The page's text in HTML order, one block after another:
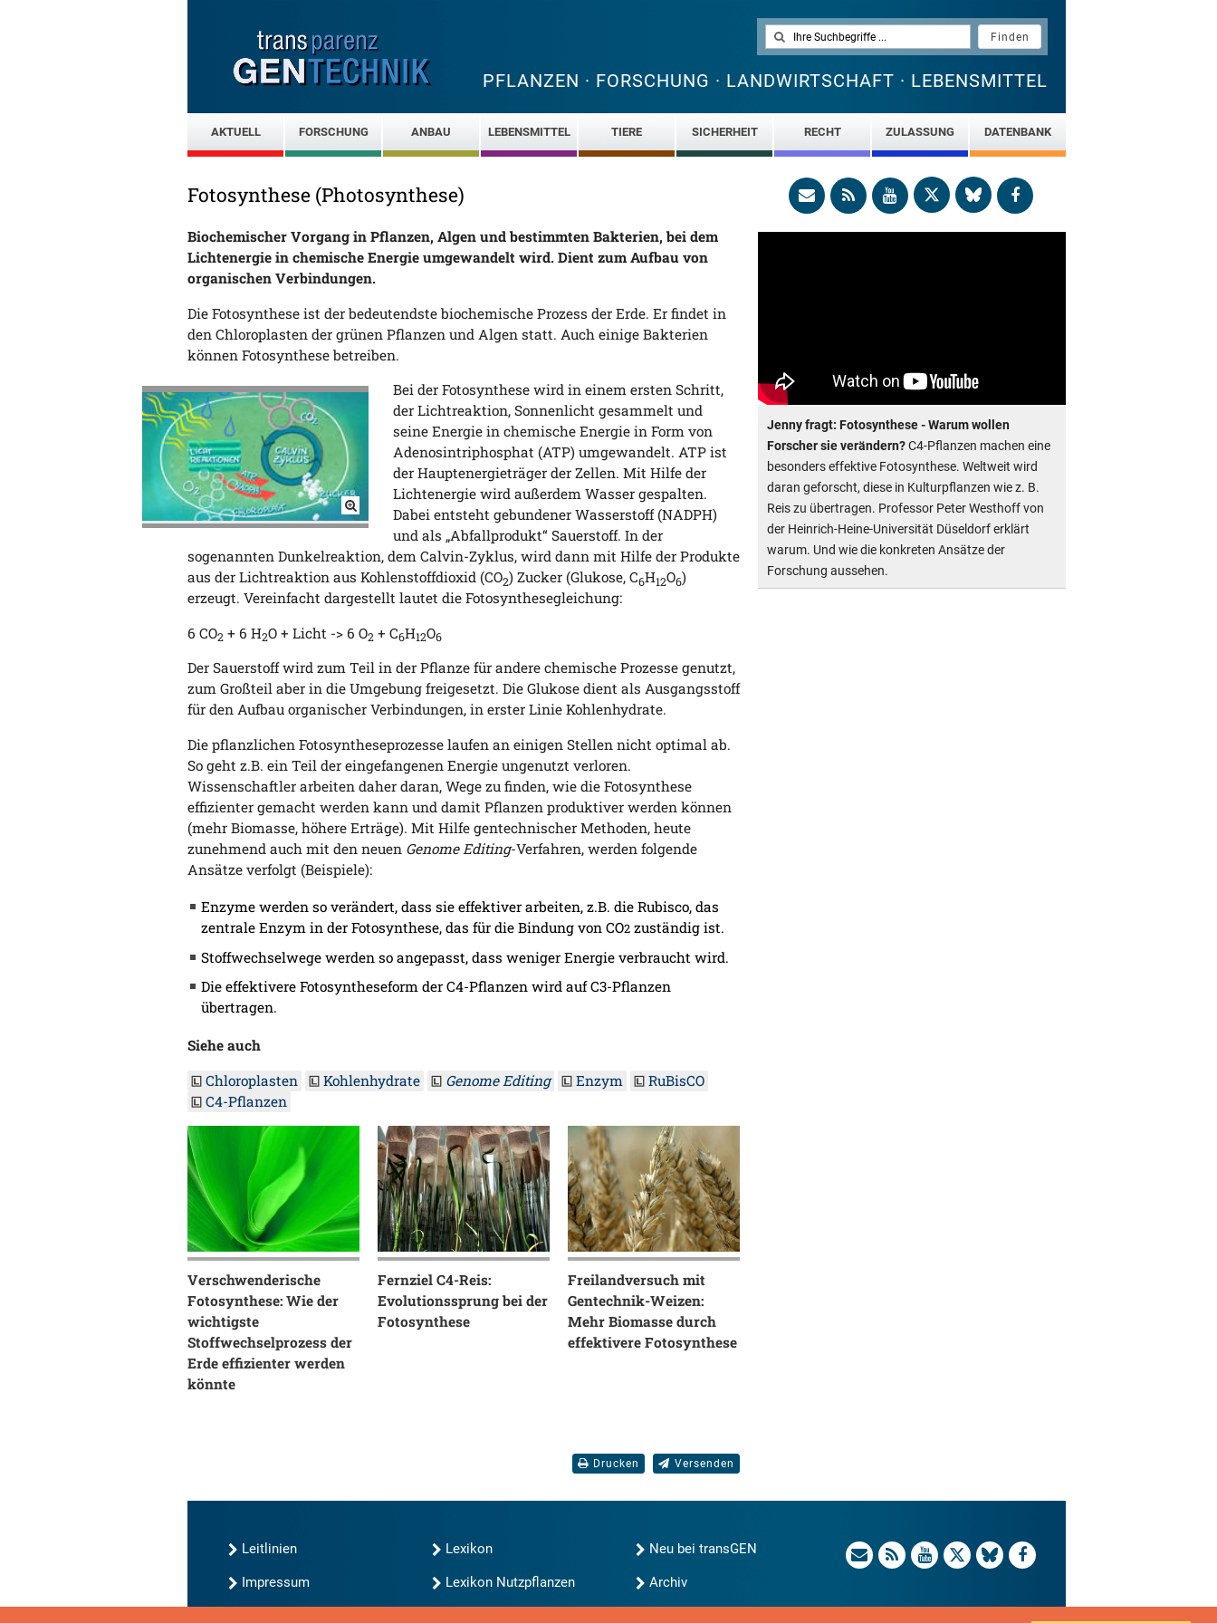
PFLANZEN · FORSCHUNG · LANDWIRTSCHAFT · LEBENSMITTEL
AKTUELL FORSCHUNG ANBAU LEBENSMITTEL TIERE SICHERHEIT RECHT ZULASSUNG DATENBANK
Fotosynthese (Photosynthese)
Biochemischer Vorgang in Pflanzen, Algen und bestimmten Bakterien, bei dem
Lichtenergie in chemische Energie umgewandelt wird. Dient zum Aufbau von
organischen Verbindungen.
Die Fotosynthese ist der bedeutendste biochemische Prozess der Erde. Er findet in
den Chloroplasten der grünen Pflanzen und Algen statt. Auch einige Bakterien
können Fotosynthese betreiben.
Bei der Fotosynthese wird in einem ersten Schritt,
der Lichtreaktion, Sonnenlicht gesammelt und
seine Energie in chemische Energie in Form von
Adenosintriphosphat (ATP) umgewandelt. ATP ist
der Hauptenergieträger der Zellen. Mit Hilfe der
Lichtenergie wird außerdem Wasser gespalten.
Dabei entsteht gebundener Wasserstoff (NADPH)
und als „Abfallprodukt“ Sauerstoff. In der
sogenannten Dunkelreaktion, dem Calvin-Zyklus, wird dann mit Hilfe der Produkte
aus der Lichtreaktion aus Kohlenstoffdioxid (CO2) Zucker (Glukose, C6H12O6)
erzeugt. Vereinfacht dargestellt lautet die Fotosynthesegleichung:
6 CO2 + 6 H2O + Licht -> 6 O2 + C6H12O6
Der Sauerstoff wird zum Teil in der Pflanze für andere chemische Prozesse genutzt,
zum Großteil aber in die Umgebung freigesetzt. Die Glukose dient als Ausgangsstoff
für den Aufbau organischer Verbindungen, in erster Linie Kohlenhydrate.
Die pflanzlichen Fotosyntheseprozesse laufen an einigen Stellen nicht optimal ab.
So geht z.B. ein Teil der eingefangenen Energie ungenutzt verloren.
Wissenschaftler arbeiten daher daran, Wege zu finden, wie die Fotosynthese
effizienter gemacht werden kann und damit Pflanzen produktiver werden können
(mehr Biomasse, höhere Erträge). Mit Hilfe gentechnischer Methoden, heute
zunehmend auch mit den neuen Genome Editing-Verfahren, werden folgende
Ansätze verfolgt (Beispiele):
Enzyme werden so verändert, dass sie effektiver arbeiten, z.B. die Rubisco, das
zentrale Enzym in der Fotosynthese, das für die Bindung von CO2 zuständig ist.
Stoffwechselwege werden so angepasst, dass weniger Energie verbraucht wird.
Die effektivere Fotosyntheseform der C4-Pflanzen wird auf C3-Pflanzen
übertragen.
Siehe auch
Chloroplasten
Kohlenhydrate Genome Editing Enzym
RuBisCO
C4-Pflanzen
Verschwenderische
Fotosynthese: Wie der
wichtigste
Stoffwechselprozess der
Erde effizienter werden
könnte
Fernziel C4-Reis:
Evolutionssprung bei der
Fotosynthese
Freilandversuch mit
Gentechnik-Weizen:
Mehr Biomasse durch
effektivere Fotosynthese
Drucken Versenden
Jenny fragt: Fotosynthese - Warum wollen
Forscher sie verändern?C4-Pflanzen machen eine
besonders effektive Fotosynthese. Weltweit wird
daran geforscht, diese in Kulturpflanzen wie z. B.
Reis zu übertragen. Professor Peter Westhoff von
der Heinrich-Heine-Universität Düseldorf erklärt
warum. Und wie die konkreten Ansätze der
Forschung aussehen.
Leitlinien
Impressum
Lexikon
Lexikon Nutzpflanzen
Neu bei transGEN
Archiv